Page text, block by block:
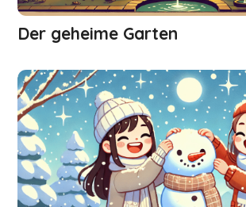
Der geheime Garten